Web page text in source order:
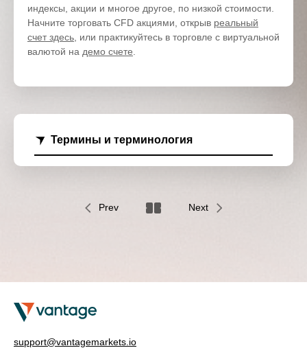
индексы, акции и многое другое, по низкой стоимости.
Начните торговать CFD акциями, открыв реальный
счет здесь , или практикуйтесь в торговле с виртуальной
валютой на демо счете
Термины и терминология
Prev Next
support@vantagemarkets.io